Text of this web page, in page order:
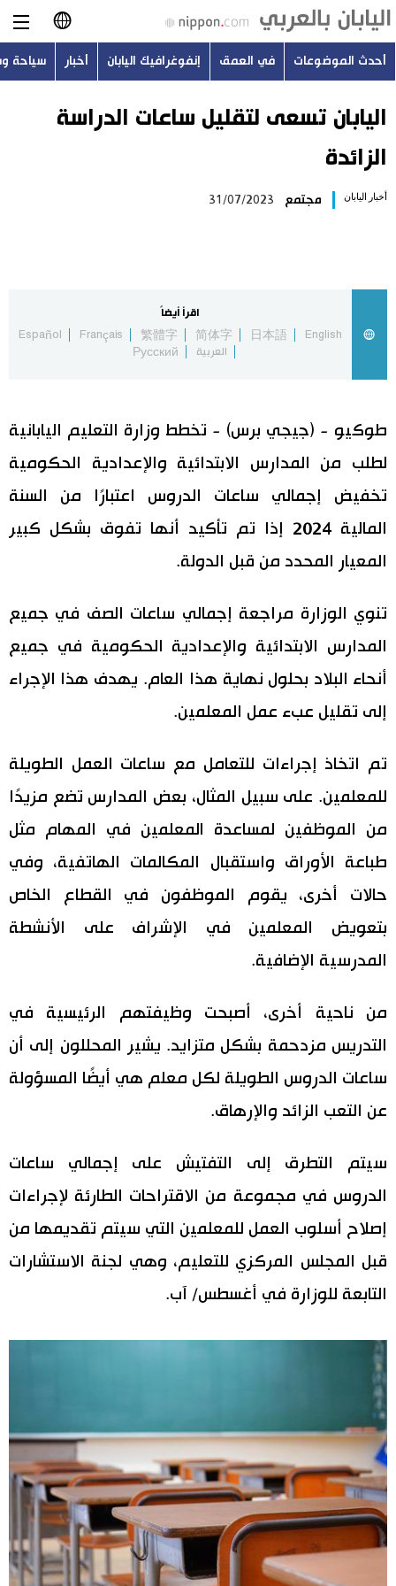
日本語
English
Русский
أحدث الموضوعات
اليابان في فيديو
مانغا وأنيمي
علوم وتكنولوجيا
صور
أشخاص
سياسة
اقتصاد
ثقافة
إعلان
الأكثر تفاعلا
اللغة اليابانية
هو وهي
المطبخ الياباني
تواصل معنا
أحدث الموضوعات في العمق إنفوغرافيك اليابان أخبار سياحة
اليابان تسعى لتقليل ساعات الدراسة
الزائدة
أخبار اليابان مجتمع 31/07/2023
اقرأ أيضاً
English
日本語
简体字
繁體字
Français
Español
العربية
Русский
طوكيو - (جيجي برس) - تخطط وزارة التعليم اليابانية
لطلب من المدارس الابتدائية والإعدادية الحكومية
تخفيض إجمالي ساعات الدروس اعتبارًا من السنة
المالية 2024 إذا تم تأكيد أنها تفوق بشكل كبير
المعيار المحدد من قبل الدولة.
تنوي الوزارة مراجعة إجمالي ساعات الصف في جميع
المدارس الابتدائية والإعدادية الحكومية في جميع
أنحاء البلاد بحلول نهاية هذا العام. يهدف هذا الإجراء
إلى تقليل عبء عمل المعلمين.
تم اتخاذ إجراءات للتعامل مع ساعات العمل الطويلة
للمعلمين. على سبيل المثال، بعض المدارس تضع مزيدًا
من الموظفين لمساعدة المعلمين في المهام مثل
طباعة الأوراق واستقبال المكالمات الهاتفية، وفي
حالات أخرى، يقوم الموظفون في القطاع الخاص
بتعويض المعلمين في الإشراف على الأنشطة
المدرسية الإضافية.
من ناحية أخرى، أصبحت وظيفتهم الرئيسية في
التدريس مزدحمة بشكل متزايد. يشير المحللون إلى أن
ساعات الدروس الطويلة لكل معلم هي أيضًا المسؤولة
عن التعب الزائد والإرهاق.
سيتم التطرق إلى التفتيش على إجمالي ساعات
الدروس في مجموعة من الاقتراحات الطارئة لإجراءات
إصلاح أسلوب العمل للمعلمين التي سيتم تقديمها من
قبل المجلس المركزي للتعليم، وهي لجنة الاستشارات
التابعة للوزارة في أغسطس/ آب.